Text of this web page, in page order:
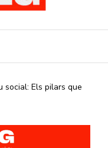
social: Els pilars que